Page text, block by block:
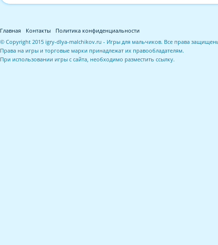
Главная Контакты
Политика конфиденциальности
© Copyright 2015 igry-dlya-malchikov.ru - Игры для мальчиков. Все права
Права на игры и торговые марки принадлежат их правообладателям.
При использовании игры с сайта, необходимо разместить ссылку.